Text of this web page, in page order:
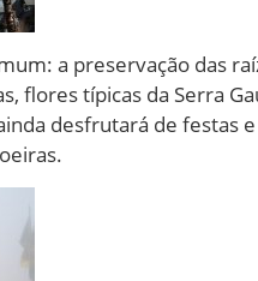
a preservação das
flores típicas da Serra
desfrutará de festas